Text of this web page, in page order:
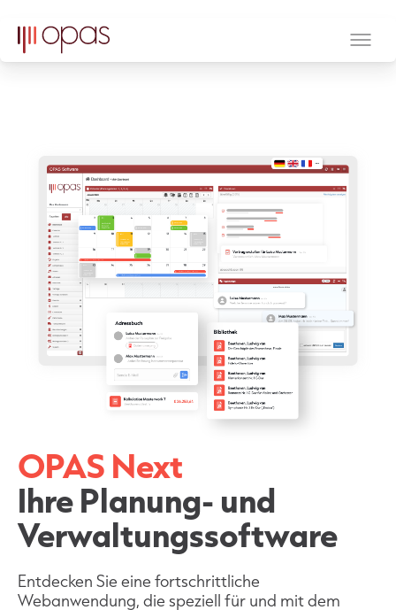
OPAS Next
Ihre Planung- und
Verwaltungssoftware
Entdecken Sie eine fortschrittliche
Webanwendung, die speziell für und mit dem